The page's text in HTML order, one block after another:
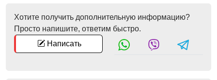
Хотите получить дополнительную информацию?
Просто напишите, ответим быстро.
Написать